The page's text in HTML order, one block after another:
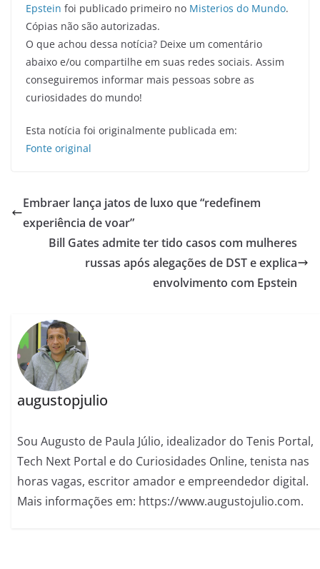
Epstein foi publicado primeiro no Misterios do Mundo.
Cópias não são autorizadas.
O que achou dessa notícia? Deixe um comentário
abaixo e/ou compartilhe em suas redes sociais. Assim
conseguiremos informar mais pessoas sobre as
curiosidades do mundo!
Esta notícia foi originalmente publicada em:
Fonte original
Embraer lança jatos de luxo que “redefinem
experiência de voar”
Bill Gates admite ter tido casos com mulheres
russas após alegações de DST e explica
envolvimento com Epstein
augustopjulio
Sou Augusto de Paula Júlio, idealizador do Tenis Portal,
Tech Next Portal e do Curiosidades Online, tenista nas
horas vagas, escritor amador e empreendedor digital.
Mais informações em: https://www.augustojulio.com.